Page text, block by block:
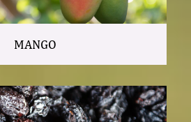
MANGO